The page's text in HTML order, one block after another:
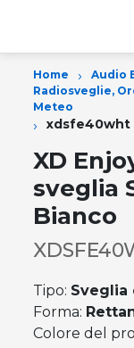
Home › Audio
Radiosveglie,
Meteo
› xdsfe40wht
XD
sveglia
Bianco
Tipo: Sveglia
Forma:
Colore del